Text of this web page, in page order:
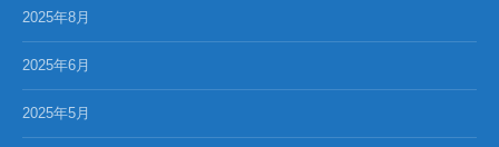
2025年8月
2025年6月
2025年5月